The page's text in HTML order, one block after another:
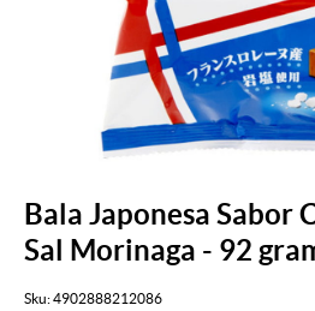
Bala Japonesa Sabor
Sal Morinaga - 92
Sku:4902888212086